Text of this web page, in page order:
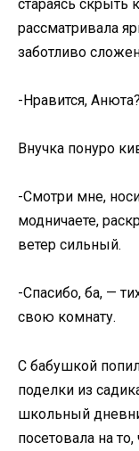
стараясь скрыть
рассматривала
заботливо
-Нравится,
Внучка понуро
-Смотри мне,
модничаете,
ветер сильный.
-Спасибо, ба, —
свою комнату.
С бабушкой
поделки из
школьный
посетовала на